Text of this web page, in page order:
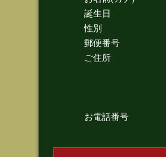
誕生日
性別
郵便番号
ご住所
お電話番号